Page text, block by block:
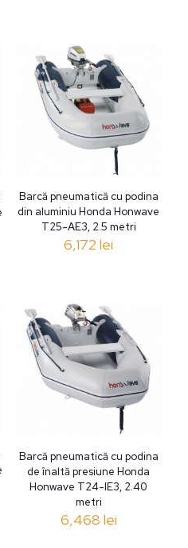
Barcă pneumatică cu podina
din aluminiu Honda Honwave
T25-AE3, 2.5 metri
6,172lei
Barcă pneumatică cu podina
de înaltă presiune Honda
Honwave T24-IE3, 2.40
metri
6,468 lei